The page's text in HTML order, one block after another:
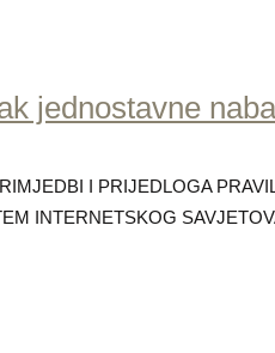
jednostavne
I PRIJEDLOGA
INTERNETSKOG